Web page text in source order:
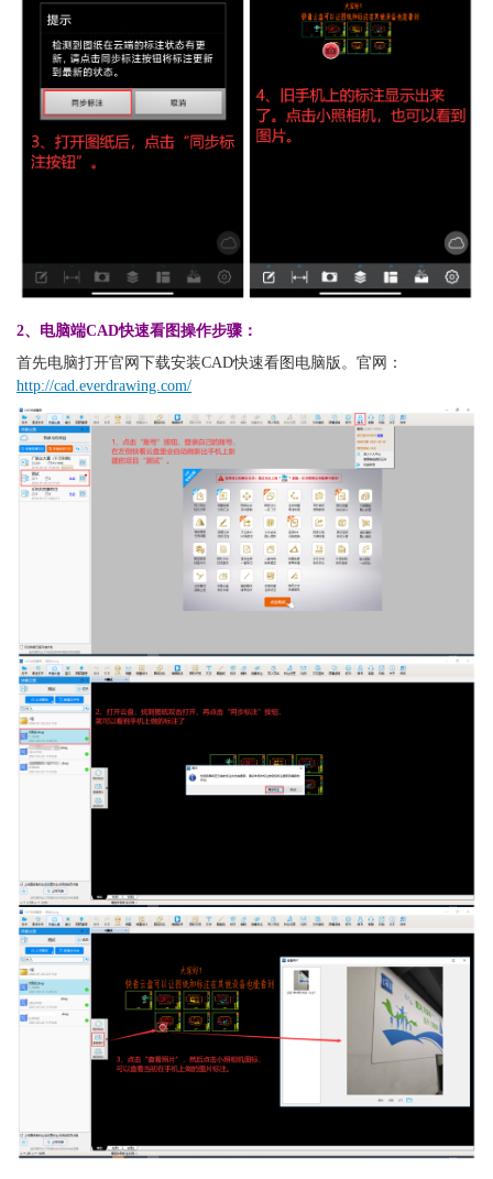
2、电脑端CAD快速看图操作步骤：
首先电脑打开官网下载安装CAD快速看图电脑版。官网：
http://cad.everdrawing.com/